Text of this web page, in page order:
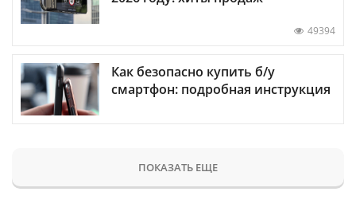
49394
Как безопасно купить б/у
смартфон: подробная инструкция
ПОКАЗАТЬ ЕЩЕ